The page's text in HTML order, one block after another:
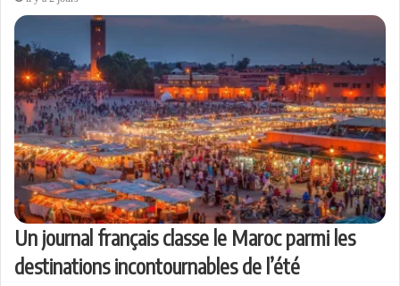
Un journal français classe le Maroc parmi les
destinations incontournables de l’été